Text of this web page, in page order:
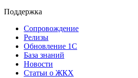
Поддержка
Сопровождение
Релизы
Обновление 1С
База знаний
Новости
Статьи о ЖКХ